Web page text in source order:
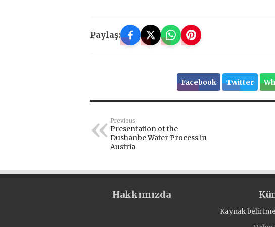
Paylaş:
Facebook Twitter
Previous
Presentation of the
Dushanbe Water Process in
Austria
Hakkımızda
Kaynak